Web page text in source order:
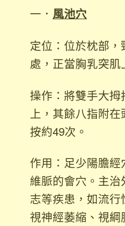
一． 風池穴
定位：位於枕部
處，正當胸乳突肌
操作：將雙手大
上，其餘八指附
按約49次。
作用：足少陽膽
維脈的會穴。主
志等疾患，如流行
視神經萎縮、視綱